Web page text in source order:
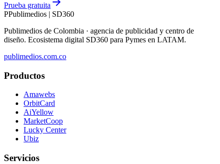
Prueba gratuita
PPublimedios | SD360
Publimedios de Colombia · agencia de publicidad y centro de
diseño. Ecosistema digital SD360 para Pymes en LATAM.
publimedios.com.co
Productos
Amawebs
OrbitCard
AiYellow
MarketCoop
Lucky Center
Ubiz
Servicios